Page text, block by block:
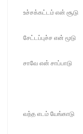
உச்சக்கட்டம் என் சூடு
சேட்டப்புச்ச என் மூடு
சாவே என் சாப்பாடு
வந்த எடம் யேங்காடு